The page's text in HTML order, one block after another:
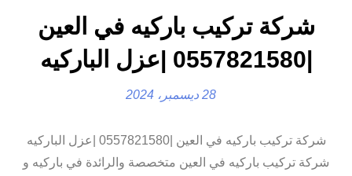
شركة تركيب باركيه في العين
|0557821580 |عزل الباركيه
28 ديسمبر، 2024
شركة تركيب باركيه في العين |0557821580 |عزل الباركيه
شركة تركيب باركيه في العين متخصصة والرائدة في باركيه و